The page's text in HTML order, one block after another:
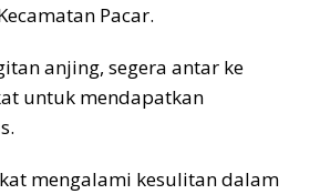
Pacar.
anjing, segera antar ke
untuk mendapatkan
mengalami kesulitan dalam